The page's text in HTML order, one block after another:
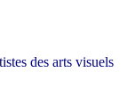
des arts visuels